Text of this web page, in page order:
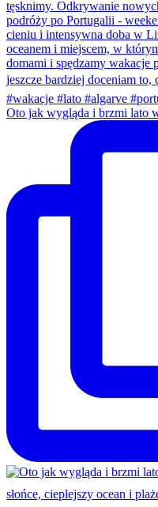
Oto jak wygląda i brzmi lato